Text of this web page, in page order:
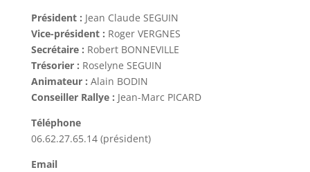
Président : Jean Claude SEGUIN
Vice-président : Roger VERGNES
Secrétaire : Robert BONNEVILLE
Trésorier : Roselyne SEGUIN
Animateur : Alain BODIN
Conseiller Rallye : Jean-Marc PICARD
Téléphone
06.62.27.65.14 (président)
Email